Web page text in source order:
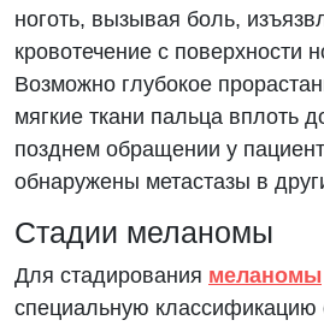
ноготь, вызывая боль,
кровотечение с поверхности
Возможно глубокое
мягкие ткани пальца вплоть
позднем обращении у
обнаружены метастазы в
Стадии меланомы
Для стадирования меланомы
специальную классификацию